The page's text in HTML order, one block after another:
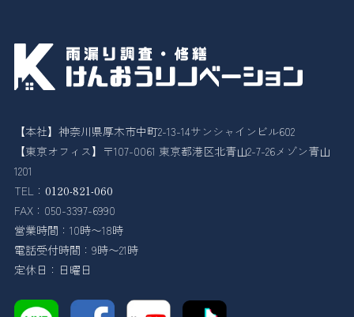
【本社】神奈川県厚木市中町2-13-14サンシャインビル602
【東京オフィス】〒107-0061 東京都港区北青山2-7-26メゾン青山
1201
TEL： 0120-821-060
FAX：050-3397-6990
営業時間：10時〜18時
電話受付時間：9時〜21時
定休日：日曜日